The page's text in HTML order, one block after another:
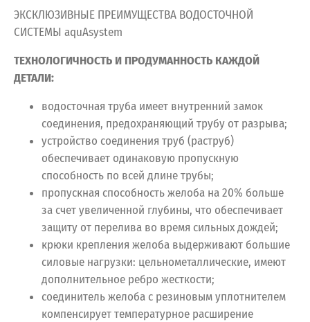
ЭКСКЛЮЗИВНЫЕ ПРЕИМУЩЕСТВА ВОДОСТОЧНОЙ
СИСТЕМЫ aquAsystem
ТЕХНОЛОГИЧНОСТЬ И ПРОДУМАННОСТЬ КАЖДОЙ
ДЕТАЛИ:
водосточная труба имеет внутренний замок
соединения, предохраняющий трубу от разрыва;
устройство соединения труб (раструб)
обеспечивает одинаковую пропускную
способность по всей длине трубы;
пропускная способность желоба на 20% больше
за счет увеличенной глубины, что обеспечивает
защиту от перелива во время сильных дождей;
крюки крепления желоба выдерживают большие
силовые нагрузки: цельнометаллические, имеют
дополнительное ребро жесткости;
соединитель желоба с резиновым уплотнителем
компенсирует температурное расширение